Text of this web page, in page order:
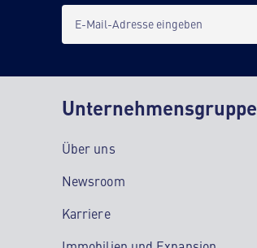
E-Mail-Adresse eingeben
Unternehmensgruppe
Über uns
Newsroom
Karriere